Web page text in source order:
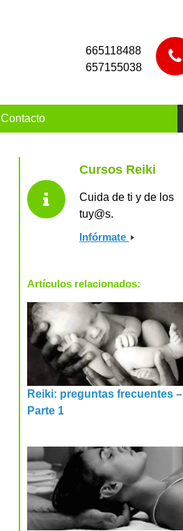
665118488
657155038
Contacto
Cursos Reiki
Cuida de ti y de los
tuy@s.
Infórmate
Artículos relacionados:
Reiki: preguntas frecuentes –
Parte 1